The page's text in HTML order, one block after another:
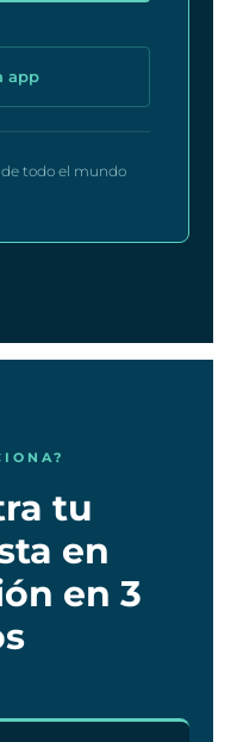
app
de todo el mundo
tu
en
en 3